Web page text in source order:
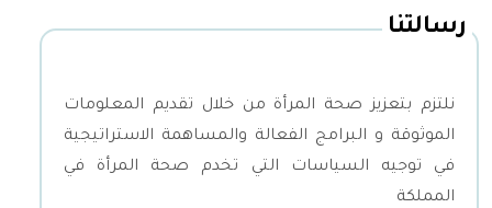
رسالتنا
نلتزم بتعزيز صحة المرأة من خلال تقديم المعلومات
الموثوقة و البرامج الفعالة والمساهمة الاستراتيجية
في توجيه السياسات التي تخدم صحة المرأة في
المملكة